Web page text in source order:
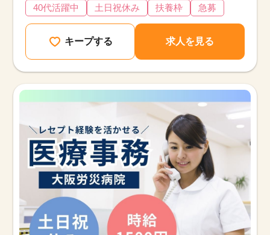
40代活躍中 土日祝休み 扶養枠 急募
キープする 求人を見る